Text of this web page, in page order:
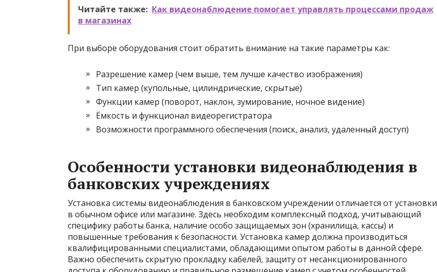
Читайте также: Как видеонаблюдение помогает управлять процессами продаж
в магазинах
При выборе оборудования стоит обратить внимание на такие параметры как:
Разрешение камер (чем выше, тем лучше качество изображения)
Тип камер (купольные, цилиндрические, скрытые)
Функции камер (поворот, наклон, зумирование, ночное видение)
Ёмкость и функционал видеорегистратора
Возможности программного обеспечения (поиск, анализ, удаленный доступ)
Особенности установки видеонаблюдения в
банковских учреждениях
Установка системы видеонаблюдения в банковском учреждении отличается от установки
в обычном офисе или магазине. Здесь необходим комплексный подход, учитывающий
специфику работы банка, наличие особо защищаемых зон (хранилища, кассы) и
повышенные требования к безопасности. Установка камер должна производиться
квалифицированными специалистами, обладающими опытом работы в данной сфере.
Важно обеспечить скрытую прокладку кабелей, защиту от несанкционированного